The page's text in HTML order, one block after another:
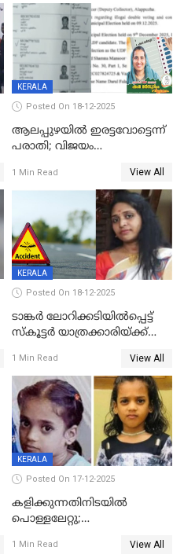
KERALA
Posted On 18-12-2025
ആലപ്പുഴയിൽ ഇരട്ടവോട്ടെന്ന്
പരാതി; വിജയം
വാർഡിലെ എൽഡിഎഫ്
സ്ഥാനാർത്ഥി
1 Min Read View All
KERALA
Posted On 18-12-2025
ടാങ്കർ ലോറിക്കടിയിൽപ്പെട്ട്
സ്കൂട്ടർ യാത്രക്കാരിയ്ക്ക്
കണ്ടോത്ത് ദേശീയ പാതയിൽ
1 Min Read View All
KERALA
Posted On 17-12-2025
കളിക്കുന്നതിനിടയിൽ
പൊള്ളലേറ്റു;
ക്ലാസ് വിദ്യാർത്ഥിനി മരിച്ചു
1 Min Read View All